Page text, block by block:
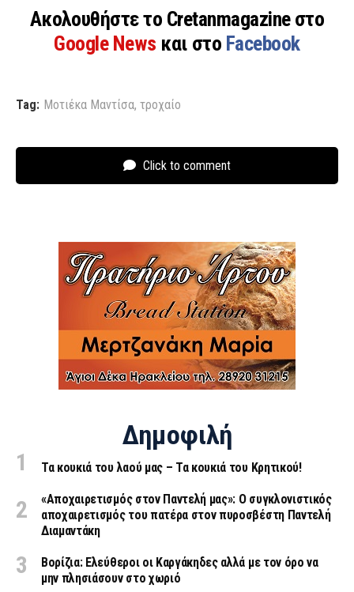
Ακολουθήστε το Cretanmagazine στο
Google News και στο Facebook
Tag: Μοτιέκα Μαντίσα, τροχαίο
Click to comment
Δημοφιλή
Τα κουκιά του λαού μας – Τα κουκιά του Κρητικού!
«Aποχαιρετισμός στον Παντελή μας»: Ο συγκλονιστικός
αποχαιρετισμός του πατέρα στον πυροσβέστη Παντελή
Διαμαντάκη
Βορίζια: Ελεύθεροι οι Καργάκηδες αλλά με τον όρο να
μην πλησιάσουν στο χωριό